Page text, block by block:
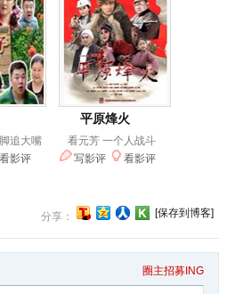
分享： [保存到博客]
圈主招募ING